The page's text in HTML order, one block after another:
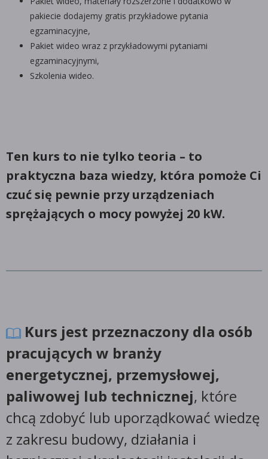
pakiecie dodajemy gratis przykładowe pytania
egzaminacyjne,
Pakiet wideo wraz z przykładowymi pytaniami
egzaminacyjnymi,
Szkolenia wideo.
Ten kurs to nie tylko teoria – to
praktyczna baza wiedzy, która pomoże Ci
czuć się pewnie przy urządzeniach
sprężających o mocy powyżej 20 kW.
Kurs jest przeznaczony dla osób
pracujących w branży
energetycznej, przemysłowej,
paliwowej lub technicznej, które
chcą zdobyć lub uporządkować wiedzę
z zakresu budowy, działania i